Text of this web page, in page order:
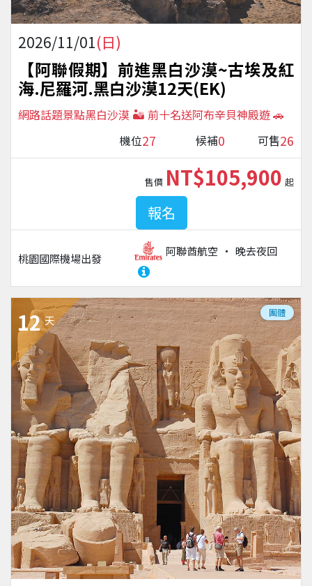
2026/11/01(日)
【阿聯假期】前進黑白沙漠~古埃及紅
海.尼羅河.黑白沙漠12天(EK)
網路話題景點黑白沙漠 🏜️ 前十名送阿布辛貝神殿遊 🚗
機位27 候補0 可售26
桃園國際機場出發
阿聯酋航空 晚去夜回
售價 NT$105,900 起
報名
12 天
團體